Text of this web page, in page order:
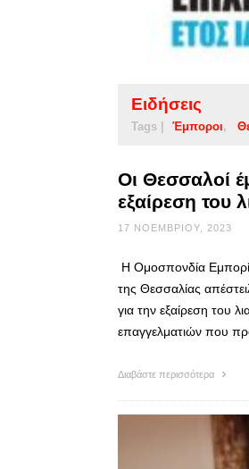
Ειδήσεις
Tags | Έμποροι
Οι Θεσσαλοί
εξαίρεση του
17 ΝΟΕΜΒΡΊΟΥ, 2023
Η Ομοσπονδία
της Θεσσαλίας
για την εξαίρεση του
επαγγελματιών που
Διαβάστε περισσότερα